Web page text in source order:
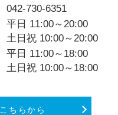
042-730-6351
平日 11:00～20:00
土日祝 10:00～20:00
平日 11:00～18:00
土日祝 10:00～18:00
ちらから